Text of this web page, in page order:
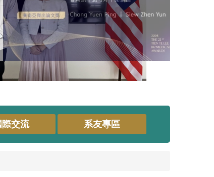
際交流 系友專區